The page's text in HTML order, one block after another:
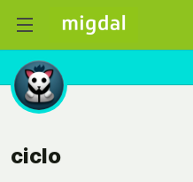
ciclo